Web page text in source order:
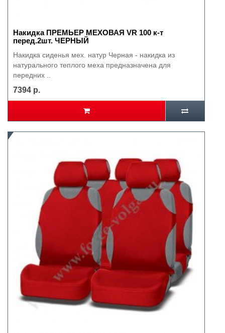
Накидка ПРЕМЬЕР МЕХОВАЯ VR 100 к-т
перед.2шт. ЧЕРНЫЙ
Накидка сиденья мех. натур Черная - накидка из
натурального теплого меха предназначена для
передних ..
7394 р.